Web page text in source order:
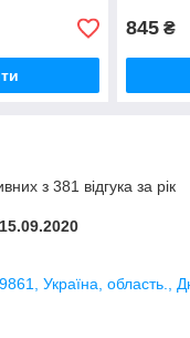
845 ₴
з 381 відгука за рік
Україна, область.,